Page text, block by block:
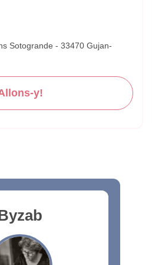
Sotogrande - 33470 Gujan-
y!